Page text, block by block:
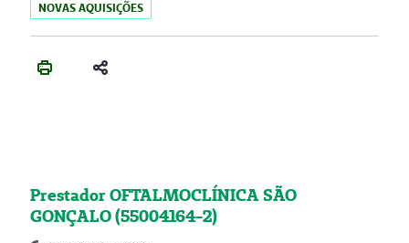
NOVAS AQUISIÇÕES
Prestador OFTALMOCLÍNICA SÃO
GONÇALO (55004164-2)